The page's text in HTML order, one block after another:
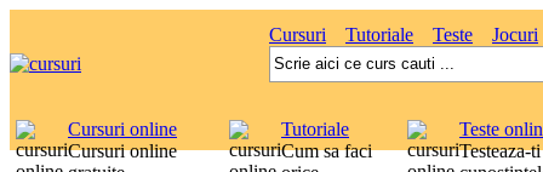
Cursuri Tutoriale Teste Jocuri
Cursuri online
Cursuri online
Tutoriale
Cum sa faci
Teste
Testeaza-ti